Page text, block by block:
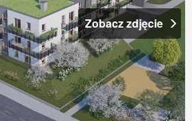
Zobacz zdjęcie